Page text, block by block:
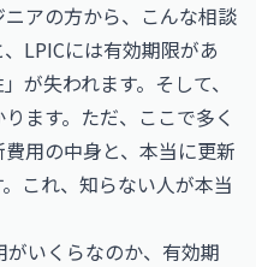
アの方から、こんな相談
LPICには有効期限があ
が失われます。そして、
ます。ただ、ここで多く
用の中身と、本当に更新
これ、知らない人が本当
がいくらなのか、有効期